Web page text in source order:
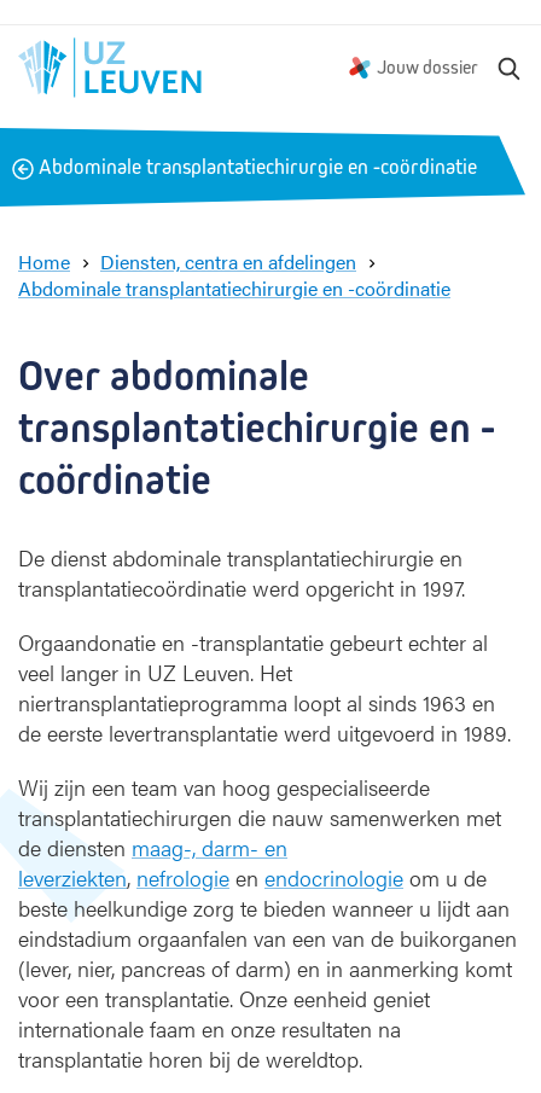
Jouw dossier
n
B
k
Abdominale transplantatiechirurgie en -coördinatie
Home
Diensten, centra en afdelingen
Abdominale transplantatiechirurgie en -coördinatie
o
n
Over abdominale
transplantatiechirurgie en -
coördinatie
De dienst abdominale transplantatiechirurgie en
transplantatiecoördinatie werd opgericht in 1997.
Orgaandonatie en -transplantatie gebeurt echter al
veel langer in UZ Leuven. Het
niertransplantatieprogramma loopt al sinds 1963 en
de eerste levertransplantatie werd uitgevoerd in 1989.
Wij zijn een team van hoog gespecialiseerde
transplantatiechirurgen die nauw samenwerken met
de diensten maag-, darm- en
leverziekten, nefrologie en endocrinologie om u de
beste heelkundige zorg te bieden wanneer u lijdt aan
eindstadium orgaanfalen van een van de buikorganen
(lever, nier, pancreas of darm) en in aanmerking komt
voor een transplantatie. Onze eenheid geniet
internationale faam en onze resultaten na
transplantatie horen bij de wereldtop.